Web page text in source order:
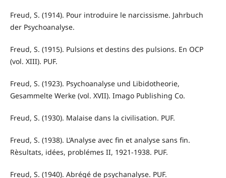
Freud, S. (1914). Pour introduire le narcissisme. Jahrbuch
der Psychoanalyse.
Freud, S. (1915). Pulsions et destins des pulsions. En OCP
(vol. XIII). PUF.
Freud, S. (1923). Psychoanalyse und Libidotheorie,
Gesammelte Werke (vol. XVII). Imago Publishing Co.
Freud, S. (1930). Malaise dans la civilisation. PUF.
Freud, S. (1938). L’Analyse avec fin et analyse sans fin.
Rèsultats, idées, problémes II, 1921-1938. PUF.
Freud, S. (1940). Abrégé de psychanalyse. PUF.